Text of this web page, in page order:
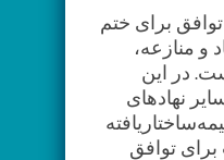
برای ختم
و منازعه،
در این
نهادهای
توافق